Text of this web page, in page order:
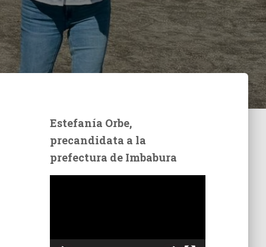
Estefanía Orbe,
precandidata a la
prefectura de Imbabura